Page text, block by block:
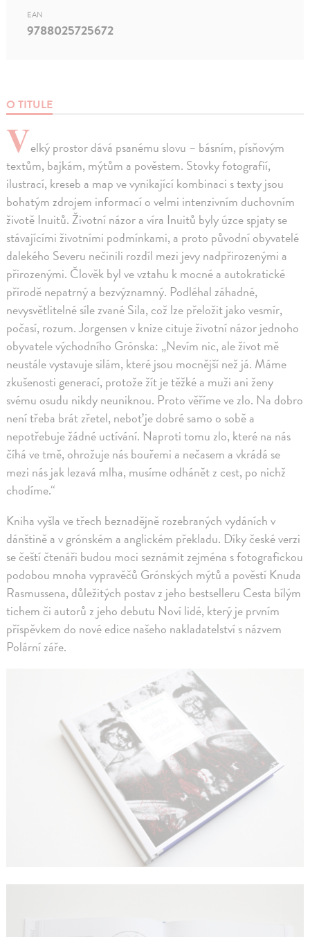
O TITULE
Velký prostor dává psanému slovu – básním, písňovým
textům, bajkám, mýtům a pověstem. Stovky fotografií,
ilustrací, kreseb a map ve vynikající kombinaci s texty jsou
bohatým zdrojem informací o velmi intenzivním duchovním
životě Inuitů. Životní názor a víra Inuitů byly úzce spjaty se
stávajícími životními podmínkami, a proto původní obyvatelé
dalekého Severu nečinili rozdíl mezi jevy nadpřirozenými a
přirozenými. Člověk byl ve vztahu k mocné a autokratické
přírodě nepatrný a bezvýznamný. Podléhal záhadné,
nevysvětlitelné síle zvané Sila, což lze přeložit jako vesmír,
počasí, rozum. Jorgensen v knize cituje životní názor jednoho
obyvatele východního Grónska: „Nevím nic, ale život mě
neustále vystavuje silám, které jsou mocnější než já. Máme
zkušenosti generací, protože žít je těžké a muži ani ženy
svému osudu nikdy neuniknou. Proto věříme ve zlo. Na dobro
není třeba brát zřetel, neboť je dobré samo o sobě a
nepotřebuje žádné uctívání. Naproti tomu zlo, které na nás
číhá ve tmě, ohrožuje nás bouřemi a nečasem a vkrádá se
mezi nás jak lezavá mlha, musíme odhánět z cest, po nichž
chodíme.“
Kniha vyšla ve třech beznadějně rozebraných vydáních v
dánštině a v grónském a anglickém překladu. Díky české verzi
se čeští čtenáři budou moci seznámit zejména s fotografickou
podobou mnoha vypravěčů Grónských mýtů a pověstí Knuda
Rasmussena, důležitých postav z jeho bestselleru Cesta bílým
tichem či autorů z jeho debutu Noví lidé, který je prvním
příspěvkem do nové edice našeho nakladatelství s názvem
Polární záře.
EAN
9788025725672